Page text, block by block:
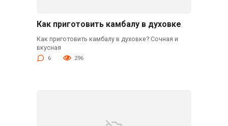
Как приготовить камбалу в духовке
Как приготовить камбалу в духовке? Сочная и
вкусная
6 296